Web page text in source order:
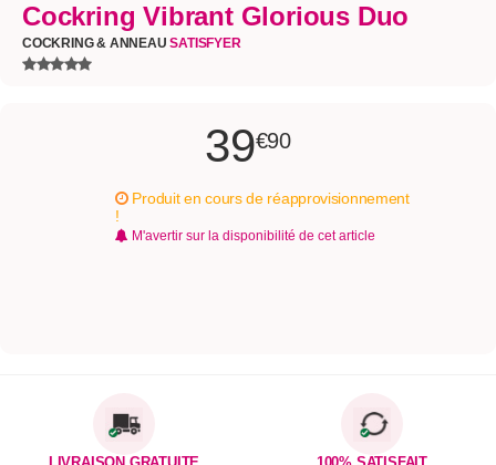
Cockring Vibrant Glorious Duo
COCKRING & ANNEAUSATISFYER
39€90
Produit en cours de réapprovisionnement
!
M'avertir sur la disponibilité de cet article